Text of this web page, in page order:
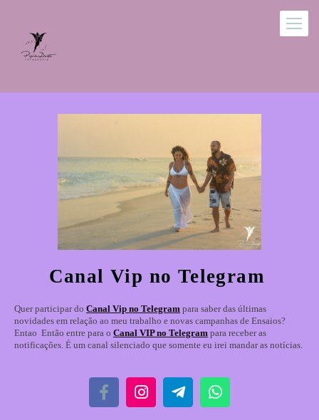
Canal Vip no Telegram
Quer participar do Canal Vip no Telegram para saber das últimas
novidades em relação ao meu trabalho e novas campanhas de Ensaios?
Entao Então entre para o Canal VIP no Telegram para receber as
notificações. É um canal silenciado que somente eu irei mandar as notícias.